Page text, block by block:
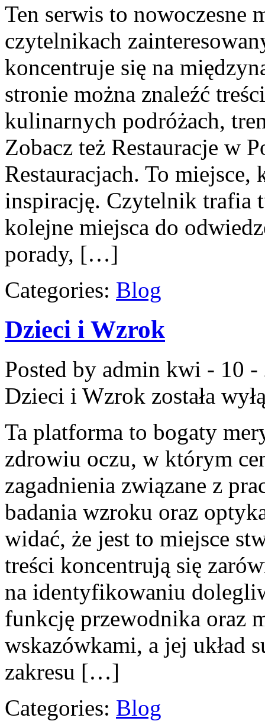
Ten serwis to nowoczesne
czytelnikach
koncentruje się na
stronie można znaleźć
kulinarnych podróżach,
Zobacz też Restauracje w
Restauracjach. To miejsce,
inspirację. Czytelnik trafia
kolejne miejsca do
porady, […]
Categories: Blog
Dzieci i Wzrok
Posted by admin kwi - 10 -
Dzieci i Wzrok została
Ta platforma to bogaty
zdrowiu oczu, w którym
zagadnienia związane z
badania wzroku oraz
widać, że jest to miejsce
treści koncentrują się
na identyfikowaniu
funkcję przewodnika oraz
wskazówkami, a jej układ
zakresu […]
Categories: Blog